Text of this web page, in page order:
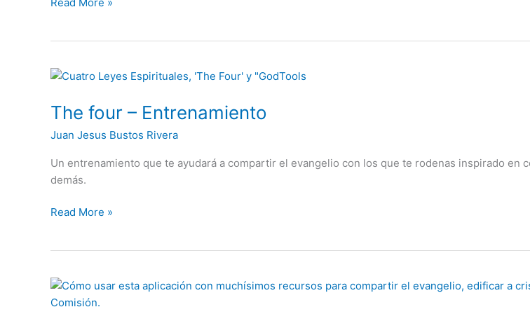
The four – Entrenamiento
Juan Jesus Bustos Rivera
Un entrenamiento que te ayudará a compartir el evangelio con los que te rodenas inspirado en
demás.
The
–
Read More »
Jesus
Film